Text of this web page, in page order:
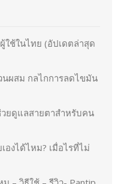
ใช้ในไทย (อัปเดตล่าสุด
นผสม กลไกการลดไขมัน
ยดูแลสายตาสำหรับคน
องได้ไหม? เมื่อไรที่ไม่